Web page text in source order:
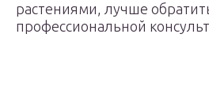
растениями, лучше
профессиональной